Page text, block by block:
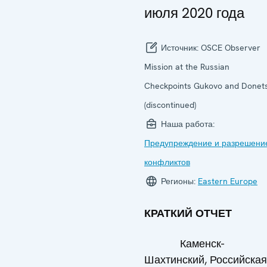
июля 2020 года
Источник: OSCE Observer
Mission at the Russian
Checkpoints Gukovo and
(discontinued)
Наша работа:
Предупреждение и
конфликтов
Регионы: Eastern Europe
КРАТКИЙ ОТЧЕТ
Каменск-
Шахтинский, Российская